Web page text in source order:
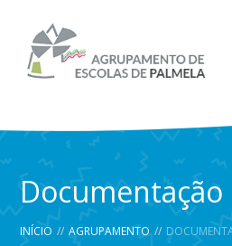
Documentação
INÍCIO // AGRUPAMENTO //